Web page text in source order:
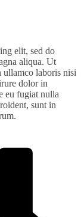
elit, sed do
aliqua. Ut
ullamco laboris nisi
dolor in
eu fugiat nulla
sunt in